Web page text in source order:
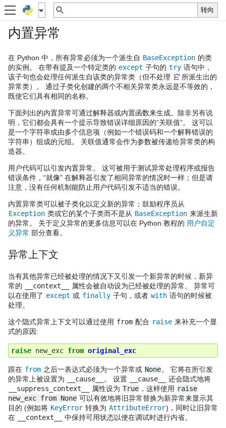
内置异常
在 Python 中，所有异常必须为一个派生自 BaseException 的类
的实例。 在带有提及一个特定类的 except 子句的 try 语句中，
该子句也会处理任何派生自该类的异常类（但不处理 它所派生出的
异常类）。 通过子类化创建的两个不相关异常类永远是不等效的，
既使它们具有相同的名称。
下面列出的内置异常可通过解释器或内置函数来生成。除非另有说
明，它们都会具有一个提示导致错误详细原因的“关联值”。 这可以
是一个字符串或由多个信息项（例如一个错误码和一个解释错误的
字符串）组成的元组。 关联值通常会作为参数被传递给异常类的构
造器。
用户代码可以引发内置异常。 这可被用于测试异常处理程序或报告
错误条件，“就像” 在解释器引发了相同异常的情况时一样；但是请
注意，没有任何机制能防止用户代码引发不适当的错误。
内置异常类可以被子类化以定义新的异常；鼓励程序员从
Exception 类或它的某个子类而不是从 BaseException 来派生新
的异常。 关于定义异常的更多信息可以在 Python 教程的 用户自定
义异常 部分查看。
异常上下文
当有其他异常已经被处理的情况下又引发一个新异常的时候，新异
常的
__context__
属性会被自动设为已经被处理的异常。 异常可
以在使用了 except 或 finally 子句，或者 with 语句的时候被
处理。
这个隐式异常上下文可以通过使用 from 配合 raise 来补充一个显
式的原因:
raise new_exc from original_exc
跟在 from 之后一表达式必须为一个异常或 None。 它将在所引发
的异常上被设置为
__cause__ 。 设置 __cause__
还会隐式地将
__suppress_context__
属性设为 True ，这样使用 raise
new_exc from None 可以有效地将旧异常替换为新异常来显示其
目的 (例如将 KeyError 转换为 AttributeError)，同时让旧异常
在
__context__ 中保持可用状态以便在调试时进行内省。